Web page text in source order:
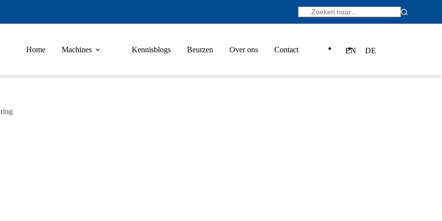
Home Machines Kennisblogs Beurzen Over ons Contact EN DE